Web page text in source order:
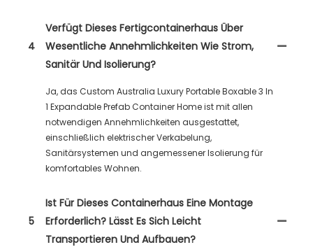
4
Verfügt Dieses Fertigcontainerhaus Über
Wesentliche Annehmlichkeiten Wie Strom,
Sanitär Und Isolierung?
Ja, das Custom Australia Luxury Portable Boxable 3 In
1 Expandable Prefab Container Home ist mit allen
notwendigen Annehmlichkeiten ausgestattet,
einschließlich elektrischer Verkabelung,
Sanitärsystemen und angemessener Isolierung für
komfortables Wohnen.
5
Ist Für Dieses Containerhaus Eine Montage
Erforderlich? Lässt Es Sich Leicht
Transportieren Und Aufbauen?